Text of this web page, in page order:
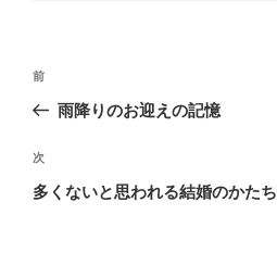
投
ナ
ビ
ゲ
前
の
稿
前
雨降りのお迎えの記憶
次
の
次
多くないと思われる結婚のかたち